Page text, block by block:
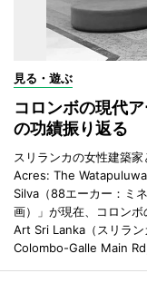
見る・遊ぶ
コロンボの現代
の功績振り返る
スリランカの女性建築
Acres: The
Silva（88エーカー：ミ
画）」が現在、コロン
Art Sri Lanka（スリラ
Colombo-Galle Main